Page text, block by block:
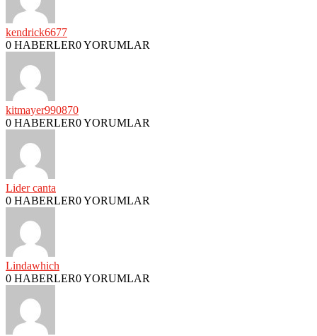
kendrick6677
0 HABERLER0 YORUMLAR
kitmayer990870
0 HABERLER0 YORUMLAR
Lider canta
0 HABERLER0 YORUMLAR
Lindawhich
0 HABERLER0 YORUMLAR